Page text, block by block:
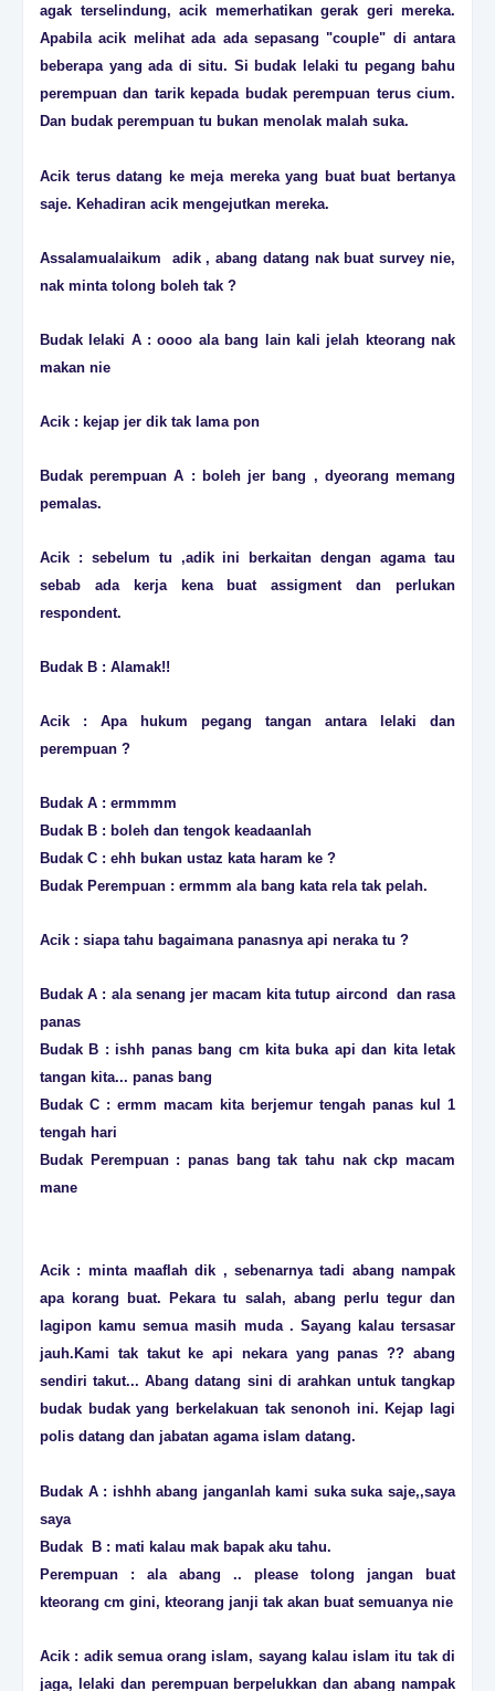
agak terselindung, acik memerhatikan gerak geri mereka.
Apabila acik melihat ada ada sepasang "couple" di antara
beberapa yang ada di situ. Si budak lelaki tu pegang bahu
perempuan dan tarik kepada budak perempuan terus cium.
Dan budak perempuan tu bukan menolak malah suka.
Acik terus datang ke meja mereka yang buat buat bertanya
saje. Kehadiran acik mengejutkan mereka.
Assalamualaikum adik , abang datang nak buat survey nie,
nak minta tolong boleh tak ?
Budak lelaki A : oooo ala bang lain kali jelah kteorang nak
makan nie
Acik : kejap jer dik tak lama pon
Budak perempuan A : boleh jer bang , dyeorang memang
pemalas.
Acik : sebelum tu ,adik ini berkaitan dengan agama tau
sebab ada kerja kena buat assigment dan perlukan
respondent.
Budak B : Alamak!!
Acik : Apa hukum pegang tangan antara lelaki dan
perempuan ?
Budak A : ermmmm
Budak B : boleh dan tengok keadaanlah
Budak C : ehh bukan ustaz kata haram ke ?
Budak Perempuan : ermmm ala bang kata rela tak pelah.
Acik : siapa tahu bagaimana panasnya api neraka tu ?
Budak A : ala senang jer macam kita tutup aircond dan rasa
panas
Budak B : ishh panas bang cm kita buka api dan kita letak
tangan kita... panas bang
Budak C : ermm macam kita berjemur tengah panas kul 1
tengah hari
Budak Perempuan : panas bang tak tahu nak ckp macam
mane
Acik : minta maaflah dik , sebenarnya tadi abang nampak
apa korang buat. Pekara tu salah, abang perlu tegur dan
lagipon kamu semua masih muda . Sayang kalau tersasar
jauh.Kami tak takut ke api nekara yang panas ?? abang
sendiri takut... Abang datang sini di arahkan untuk tangkap
budak budak yang berkelakuan tak senonoh ini. Kejap lagi
polis datang dan jabatan agama islam datang.
Budak A : ishhh abang janganlah kami suka suka saje,,saya
saya
Budak B : mati kalau mak bapak aku tahu.
Perempuan : ala abang .. please tolong jangan buat
kteorang cm gini, kteorang janji tak akan buat semuanya nie
Acik : adik semua orang islam, sayang kalau islam itu tak di
jaga, lelaki dan perempuan berpelukkan dan abang nampak